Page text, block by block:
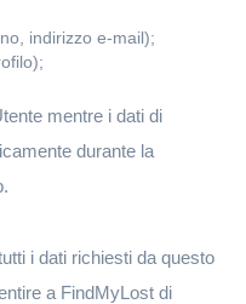
indirizzo e-mail);
mentre i dati di
durante la
i dati richiesti da questo
a FindMyLost di